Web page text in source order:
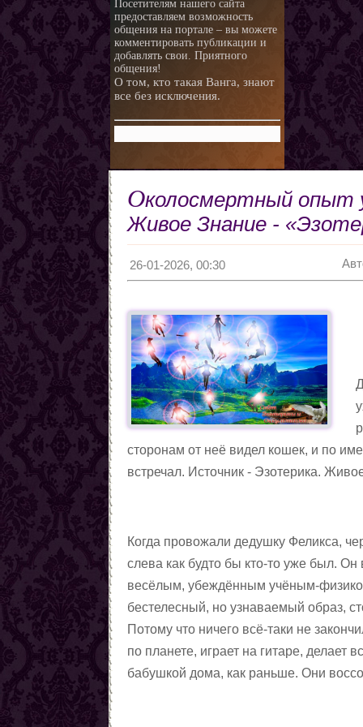
любви.
Любовная ворожба народов
мира
Магия и красота
Приворотные зелья
Как приготовить
Знаки кармы
Молитвы к ангелам дней
недели
Любовь и нумерология. Как
правильно выбрать
Как разоблачить мерзавца
Виды Гадания и правила
Хиромантия
Проведение ритуалов
Любовные привороты
Любовные заговоры
Противолюбовные заговоры
Методы снятия приворота
помогающие вернуть
любовь
Вызовы(чтобы человек к
вам явился)
Заговоры, чтобы пришла
Цыганская любовная
магия. Талисманы.
Амулеты
Любовные ритуалы и
заговоры чёрной магии
Заговоры на месть
сопернице
Сексуальная магия
Любовная магия по
Северным традициям
Статьи о женской магии
Статьи о магии
Посетителям нашего сайта
предоставляем возможность
общения на портале – вы можете
комментировать публикации и
добавлять свои. Приятного
общения!
О том, кто такая Ванга, знают
все без исключения.
Околосмертный опыт
Живое Знание -
26-01-2026, 00:30
сторонам от неё видел кошек, и по
встречал. Источник - Эзотерика.
Когда провожали дедушку Феликса,
слева как будто бы кто-то уже был.
весёлым, убеждённым учёным-
бестелесный, но узнаваемый образ,
Потому что ничего всё-таки не
по планете, играет на гитаре, делает
бабушкой дома, как раньше. Они